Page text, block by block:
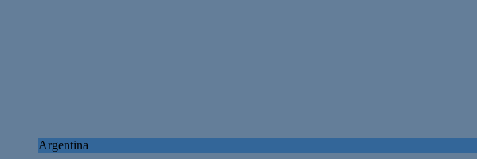
Argentina